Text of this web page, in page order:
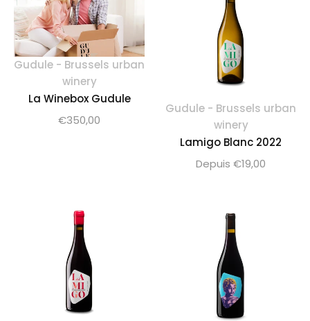
Gudule - Brussels urban
winery
La Winebox Gudule
Prix
€350,00
Gudule - Brussels urban
winery
Lamigo Blanc 2022
Depuis €19,00